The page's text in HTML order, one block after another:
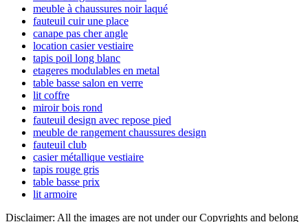
meuble à chaussures noir laqué
fauteuil cuir une place
canape pas cher angle
location casier vestiaire
tapis poil long blanc
etageres modulables en metal
table basse salon en verre
lit coffre
miroir bois rond
fauteuil design avec repose pied
meuble de rangement chaussures design
fauteuil club
casier métallique vestiaire
tapis rouge gris
table basse prix
lit armoire
Disclaimer: All the images are not under our Copyrights and belong